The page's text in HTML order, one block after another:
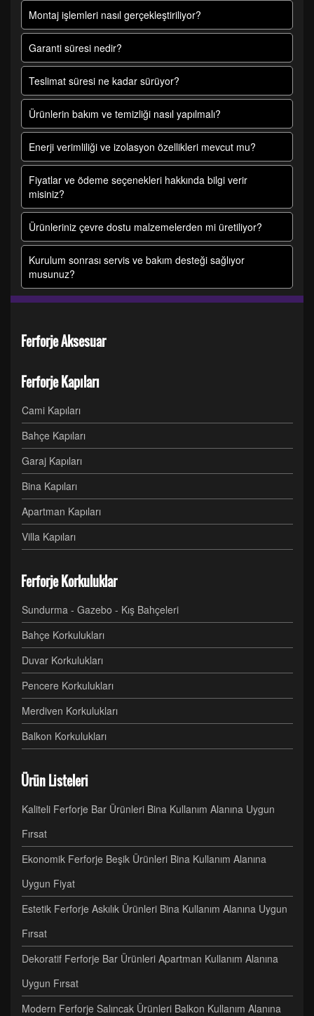
Montaj işlemleri nasıl gerçekleştiriliyor?
Garanti süresi nedir?
Teslimat süresi ne kadar sürüyor?
Ürünlerin bakım ve temizliği nasıl yapılmalı?
Enerji verimliliği ve izolasyon özellikleri mevcut mu?
Fiyatlar ve ödeme seçenekleri hakkında bilgi verir
misiniz?
Ürünleriniz çevre dostu malzemelerden mi üretiliyor?
Kurulum sonrası servis ve bakım desteği sağlıyor
musunuz?
Ferforje Aksesuar
Ferforje Kapıları
Cami Kapıları
Bahçe Kapıları
Garaj Kapıları
Bina Kapıları
Apartman Kapıları
Villa Kapıları
Ferforje Korkuluklar
Sundurma - Gazebo - Kış Bahçeleri
Bahçe Korkulukları
Duvar Korkulukları
Pencere Korkulukları
Merdiven Korkulukları
Balkon Korkulukları
Ürün Listeleri
Kaliteli Ferforje Bar Ürünleri Bina Kullanım Alanına Uygun
Fırsat
Ekonomik Ferforje Beşik Ürünleri Bina Kullanım Alanına
Uygun Fiyat
Estetik Ferforje Askılık Ürünleri Bina Kullanım Alanına Uygun
Fırsat
Dekoratif Ferforje Bar Ürünleri Apartman Kullanım Alanına
Uygun Fırsat
Modern Ferforje Salıncak Ürünleri Balkon Kullanım Alanına